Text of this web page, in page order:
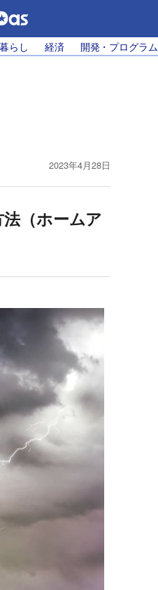
暮らし 経済 開発・プログラム
2023年4月28日
（ホームア